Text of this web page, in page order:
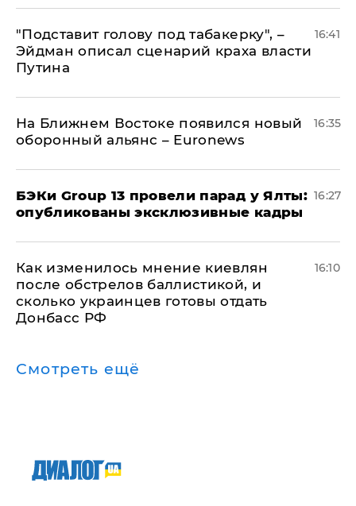
​"Подставит голову под табакерку", –
Эйдман описал сценарий краха власти
Путина
16:41
На Ближнем Востоке появился новый
оборонный альянс – Euronews
16:35
​БЭКи Group 13 провели парад у Ялты:
опубликованы эксклюзивные кадры
16:27
Как изменилось мнение киевлян
после обстрелов баллистикой, и
сколько украинцев готовы отдать
Донбасс РФ
16:10
Смотреть ещё